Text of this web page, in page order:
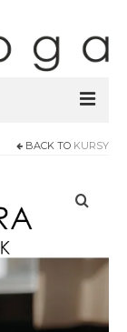
BACK TO KURSY